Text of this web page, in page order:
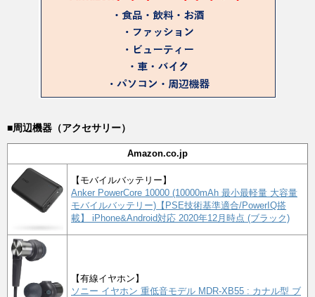
■周辺機器（アクセサリー）
Amazon.co.jp
【モバイルバッテリー】
Anker PowerCore 10000 (10000mAh 最小最軽量 大容量
モバイルバッテリー)【PSE技術基準適合/PowerIQ搭
載】 iPhone&Android対応 2020年12月時点 (ブラック)
【有線イヤホン】
ソニー イヤホン 重低音モデル MDR-XB55 : カナル型 ブ